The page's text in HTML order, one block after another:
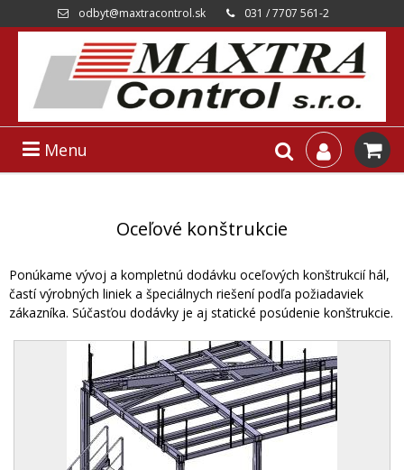
odbyt@maxtracontrol.sk 031 / 7707 561-2
Menu
Oceľové konštrukcie
Ponúkame vývoj a kompletnú dodávku oceľových konštrukcií hál,
častí výrobných liniek a špeciálnych riešení podľa požiadaviek
zákazníka. Súčasťou dodávky je aj statické posúdenie konštrukcie.